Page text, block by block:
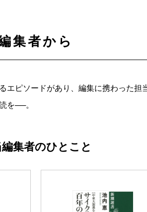
集者から
ピソードがあり、編集に携わった担
を──。
集者のひとこと